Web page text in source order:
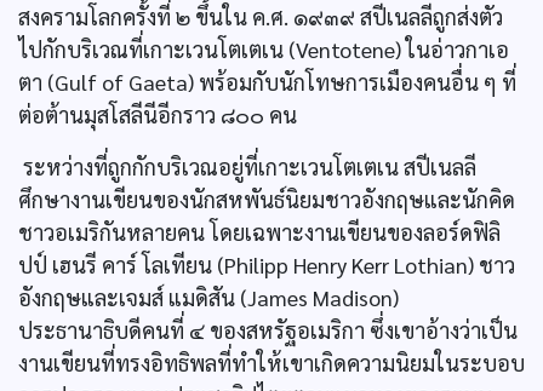
สงครามโลกครั้งที่ ๒ ขึ้นใน ค.ศ. ๑๙๓๙ สปีเนลลีถูกส่งตัว
ไปกักบริเวณที่เกาะเวนโตเตเน (Ventotene) ในอ่าวกาเอ
ตา (Gulf of Gaeta) พร้อมกับนักโทษการเมืองคนอื่น ๆ ที่
ต่อต้านมุสโสลีนีอีกราว ๘๐๐ คน
ระหว่างที่ถูกกักบริเวณอยู่ที่เกาะเวนโตเตเน สปีเนลลี
ศึกษางานเขียนของนักสหพันธ์นิยมชาวอังกฤษและนักคิด
ชาวอเมริกันหลายคน โดยเฉพาะงานเขียนของลอร์ดฟิลิ
ปป์ เฮนรี คาร์ โลเทียน (Philipp Henry Kerr Lothian) ชาว
อังกฤษและเจมส์ แมดิสัน (James Madison)
ประธานาธิบดีคนที่ ๔ ของสหรัฐอเมริกา ซึ่งเขาอ้างว่าเป็น
งานเขียนที่ทรงอิทธิพลที่ทำให้เขาเกิดความนิยมในระบอบ